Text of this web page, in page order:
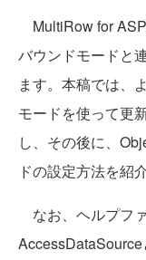
MultiRow for
バウンドモードと
ます。本稿では、
モードを使って更
し、その後に、
ドの設定方法を紹
なお、ヘルプフ